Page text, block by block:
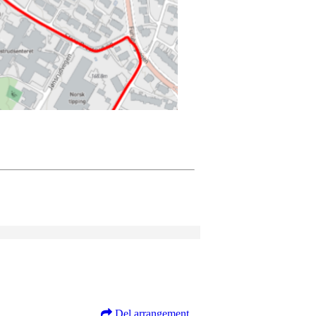
Del arrangement